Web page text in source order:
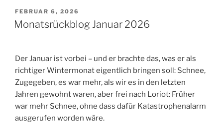
VERÖFFENTLICHT
AM
FEBRUAR 6, 2026
Monatsrückblog Januar 2026
Der Januar ist vorbei – und er brachte das, was er als
richtiger Wintermonat eigentlich bringen soll: Schnee,
Zugegeben, es war mehr, als wir es in den letzten
Jahren gewohnt waren, aber frei nach Loriot: Früher
war mehr Schnee, ohne dass dafür Katastrophenalarm
ausgerufen worden wäre.